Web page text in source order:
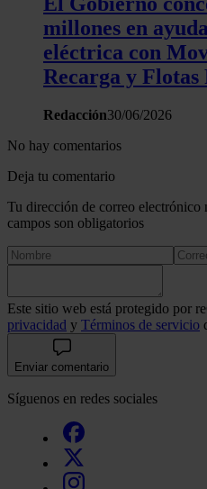
millones en
eléctrica con
Recarga y Flotas
Redacción30/06/2026
No hay comentarios
Deja tu comentario
Tu dirección de correo electrónico
campos son obligatorios
Este sitio web está protegido por
privacidad y Términos de servicio
Enviar comentario
Síguenos en redes sociales